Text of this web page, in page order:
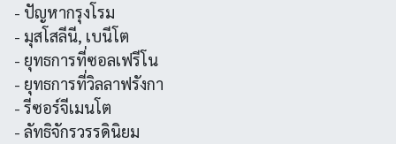
- ปัญหากรุงโรม
- มุสโสลีนี, เบนีโต
- ยุทธการที่ซอลเฟรีโน
- ยุทธการที่วิลลาฟรังกา
- รีซอร์จีเมนโต
- ลัทธิจักรวรรดินิยม